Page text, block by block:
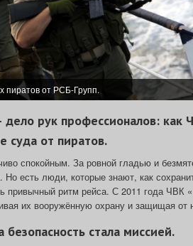
пиратов от РСБ-Групп.
рук профессионалов: как
суда от пиратов.
спокойным. За ровной гладью и
Но есть люди, которые знают, как
привычный ритм рейса. С 2011 года ЧВК
их вооружённую охрану и защищая от
безопасность стала миссией.